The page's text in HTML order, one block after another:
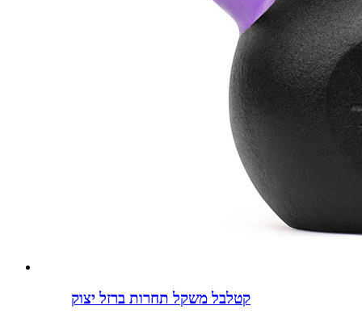
קטלבל משקל תחרות ברזל יצוק